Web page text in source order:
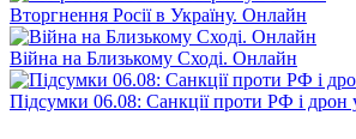
Вторгнення Росії в Україну. Онлайн
Війна на Близькому Сході. Онлайн
Підсумки 06.08: Санкції проти РФ і